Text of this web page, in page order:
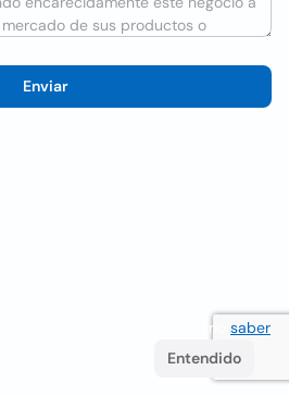
Enviar
la experiencia del usuario saber
Entendido